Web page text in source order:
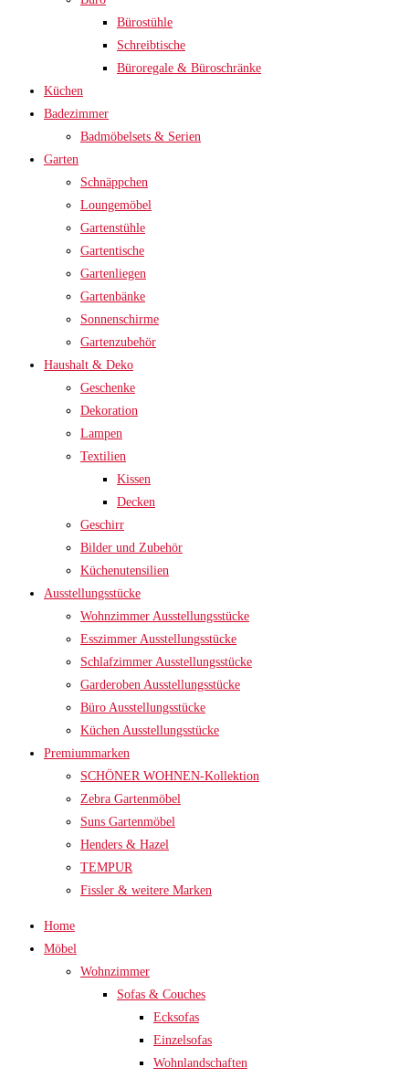
Bürostühle
Schreibtische
Büroregale & Büroschränke
Küchen
Badezimmer
Badmöbelsets & Serien
Garten
Schnäppchen
Loungemöbel
Gartenstühle
Gartentische
Gartenliegen
Gartenbänke
Sonnenschirme
Gartenzubehör
Haushalt & Deko
Geschenke
Dekoration
Lampen
Textilien
Kissen
Decken
Geschirr
Bilder und Zubehör
Küchenutensilien
Ausstellungsstücke
Wohnzimmer Ausstellungsstücke
Esszimmer Ausstellungsstücke
Schlafzimmer Ausstellungsstücke
Garderoben Ausstellungsstücke
Büro Ausstellungsstücke
Küchen Ausstellungsstücke
Premiummarken
SCHÖNER WOHNEN-Kollektion
Zebra Gartenmöbel
Suns Gartenmöbel
Henders & Hazel
TEMPUR
Fissler & weitere Marken
Home
Möbel
Wohnzimmer
Sofas & Couches
Ecksofas
Einzelsofas
Wohnlandschaften